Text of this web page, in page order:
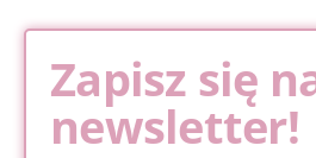
Zapisz się
newsletter!